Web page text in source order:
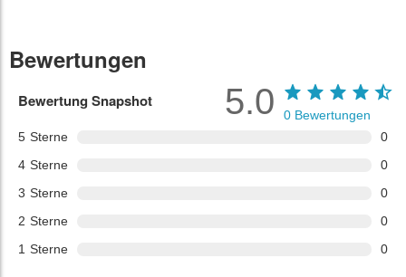
Bewertungen
Bewertung Snapshot
5 Sterne
0
4 Sterne
0
3 Sterne
0
2 Sterne
0
1 Sterne 0
5.0 0 Bewertungen